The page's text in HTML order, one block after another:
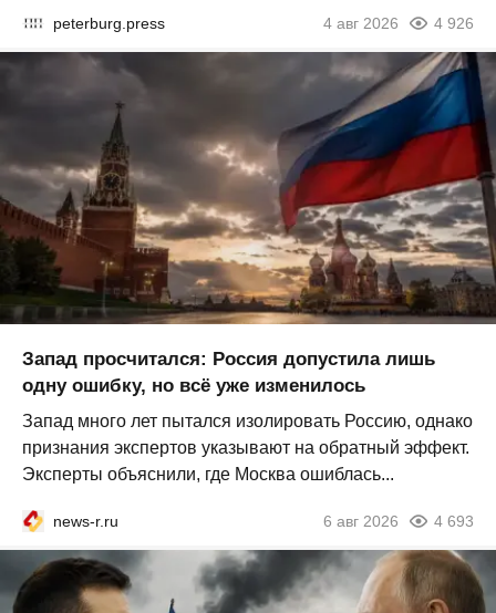
peterburg.press 4 авг 2026 4 926
Запад просчитался: Россия допустила лишь
одну ошибку, но всё уже изменилось
Запад много лет пытался изолировать Россию, однако
признания экспертов указывают на обратный эффект.
Эксперты объяснили, где Москва ошиблась...
news-r.ru 6 авг 2026 4 693